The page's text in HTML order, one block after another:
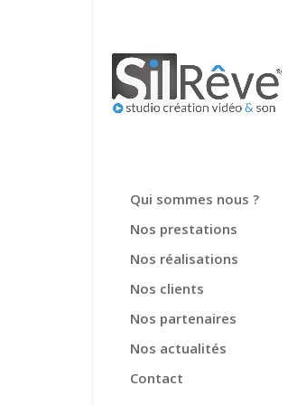
Qui sommes nous ?
Nos prestations
Nos réalisations
Nos clients
Nos partenaires
Nos actualités
Contact